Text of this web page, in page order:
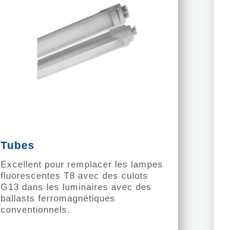
Tubes
Excellent pour remplacer les lampes
fluorescentes T8 avec des culots
G13 dans les luminaires avec des
ballasts ferromagnétiques
conventionnels.